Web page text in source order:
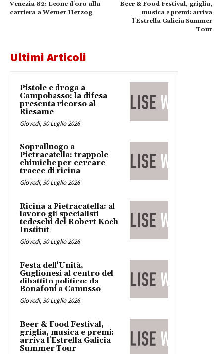
Venezia 82: Leone d'oro alla
carriera a Werner Herzog
Beer & Food Festival, griglia,
musica e premi: arriva
l'Estrella Galicia Summer
Tour
Ultimi Articoli
Pistole e droga a
Campobasso: la difesa
presenta ricorso al
Riesame
Giovedì, 30 Luglio 2026
Sopralluogo a
Pietracatella: trappole
chimiche per cercare
tracce di ricina
Giovedì, 30 Luglio 2026
Ricina a Pietracatella: al
lavoro gli specialisti
tedeschi del Robert Koch
Institut
Giovedì, 30 Luglio 2026
Festa dell'Unità,
Guglionesi al centro del
dibattito politico: da
Bonafoni a Camusso
Giovedì, 30 Luglio 2026
Beer & Food Festival,
griglia, musica e premi:
arriva l'Estrella Galicia
Summer Tour